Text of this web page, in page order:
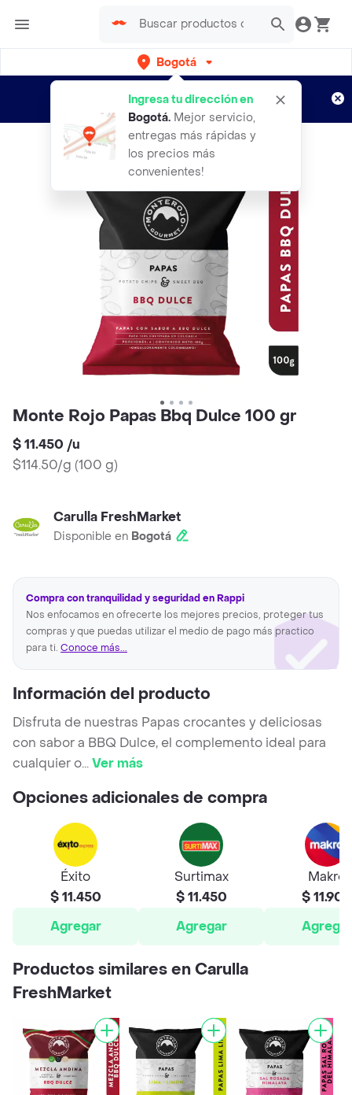
Bogotá
Ingresa tu dirección en
Bogotá. Mejor servicio,
entregas más rápidas y
los precios más
convenientes!
envíos gratis por semanas
Aplican TyC
Monte Rojo Papas Bbq Dulce 100 gr
$ 11.450 /u
$114.50/g (100 g)
Carulla FreshMarket
Disponible en Bogotá
Compra con tranquilidad y seguridad en Rappi
Nos enfocamos en ofrecerte los mejores precios, proteger tus
compras y que puedas utilizar el medio de pago más practico
para ti. Conoce más...
Información del producto
Disfruta de nuestras Papas crocantes y deliciosas
con sabor a BBQ Dulce, el complemento ideal para
cualquier o...Ver más
Opciones adicionales de compra
Éxito
$ 11.450
Agregar
Surtimax
$ 11.450
Agregar
Makro
$ 11.900
Agregar
Productos similares en Carulla
FreshMarket